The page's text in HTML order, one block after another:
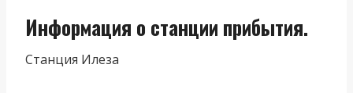
Информация о станции прибытия.
Станция Илеза